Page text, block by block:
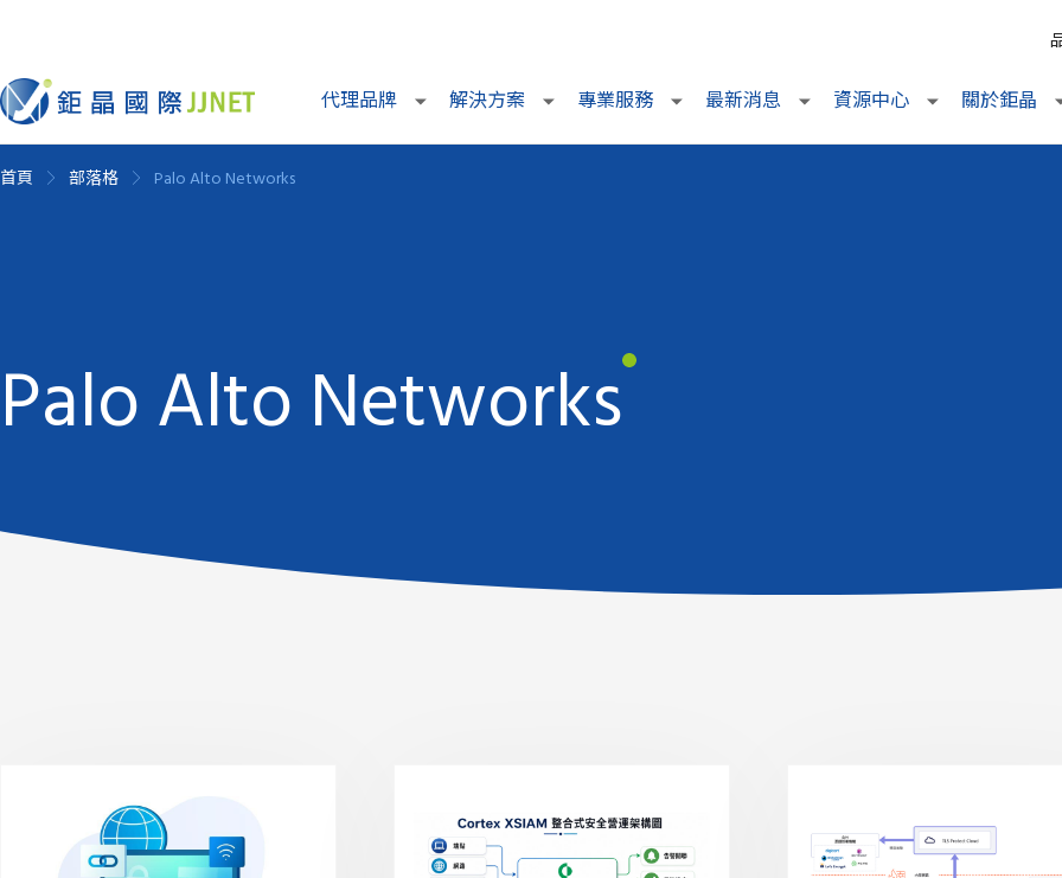
代理品牌 解決方案 專業服務 最新消息 資源中心 關於鉅晶
首頁 部落格 Palo Alto Networks
Palo Alto Networks